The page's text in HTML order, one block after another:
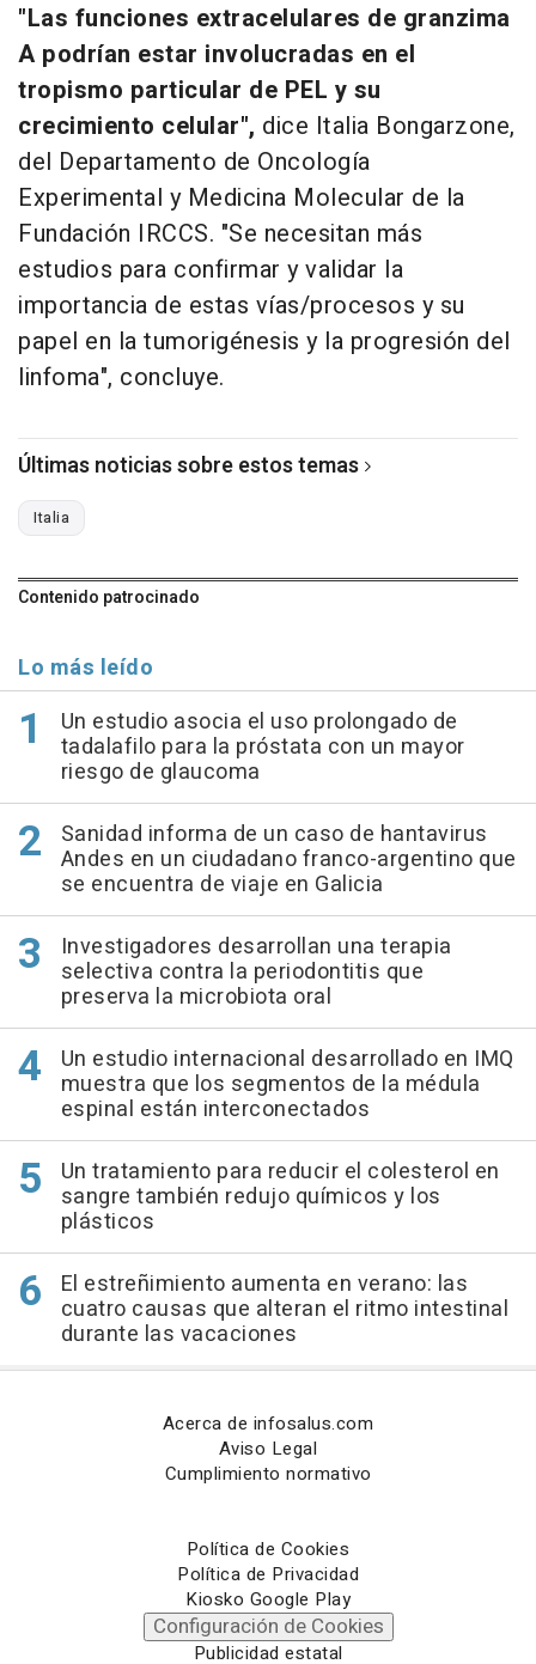
"Las funciones extracelulares de granzima
A podrían estar involucradas en el
tropismo particular de PEL y su
crecimiento celular", dice Italia Bongarzone,
del Departamento de Oncología
Experimental y Medicina Molecular de la
Fundación IRCCS. "Se necesitan más
estudios para confirmar y validar la
importancia de estas vías/procesos y su
papel en la tumorigénesis y la progresión del
linfoma", concluye.
Últimas noticias sobre estos temas
Italia
Contenido patrocinado
Lo más leído
Un estudio asocia el uso prolongado de
tadalafilo para la próstata con un mayor
riesgo de glaucoma
Sanidad informa de un caso de hantavirus
Andes en un ciudadano franco-argentino que
se encuentra de viaje en Galicia
Investigadores desarrollan una terapia
selectiva contra la periodontitis que
preserva la microbiota oral
Un estudio internacional desarrollado en IMQ
muestra que los segmentos de la médula
espinal están interconectados
Un tratamiento para reducir el colesterol en
sangre también redujo químicos y los
plásticos
El estreñimiento aumenta en verano: las
cuatro causas que alteran el ritmo intestinal
durante las vacaciones
Acerca de infosalus.com
Aviso Legal
Cumplimiento normativo
Política de Cookies
Política de Privacidad
Kiosko Google Play
Configuración de Cookies
Publicidad estatal